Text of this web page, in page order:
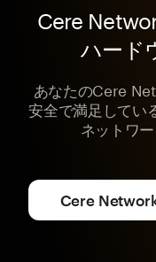
Cere
ハード
あなたのCere
安全で満足してい
ネットワ
Cere